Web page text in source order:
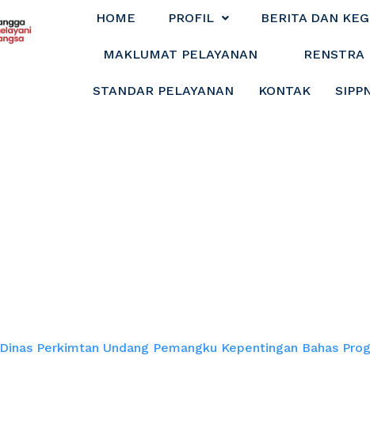
HOME PROFIL BERITA DAN
MAKLUMAT PELAYANAN RENSTRA
STANDAR PELAYANAN KONTAK
Dinas Perkimtan Undang Pemangku Kepentingan Bahas